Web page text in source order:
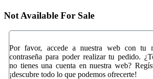
Not Available For Sale
Por favor, accede a nuestra web con tu
contraseña para poder realizar tu pedido.
no tienes una cuenta en nuestra web?
¡descubre todo lo que podemos ofrecerte!